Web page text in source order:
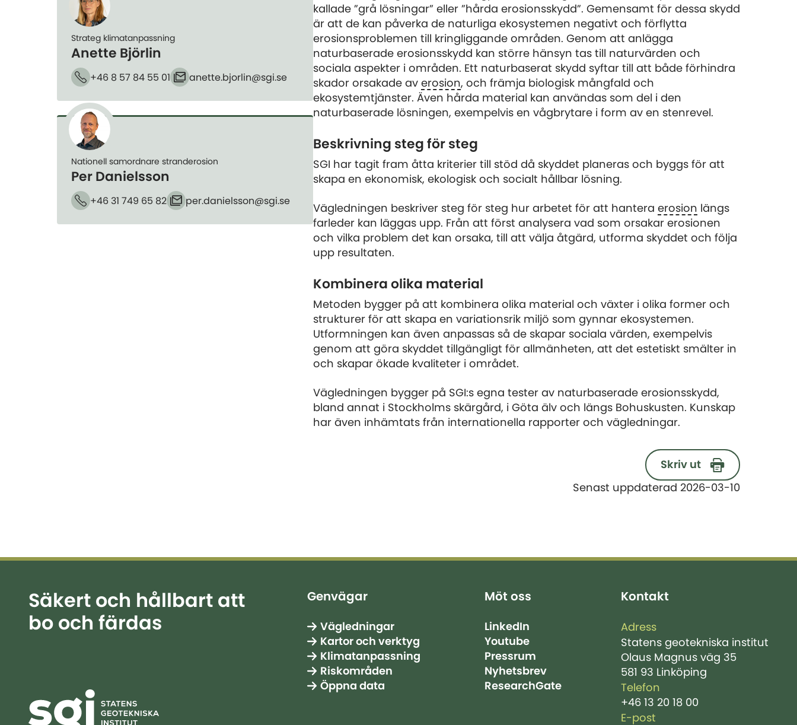
Strateg klimatanpassning
Anette Björlin
Telefon
+46 8 57 84 55 01
E-post
anette.bjorlin​@sgi.se
Nationell samordnare stranderosion
Per Danielsson
Telefon
+46 31 749 65 82
E-post
per.danielsson​@sgi.se
kallade ”grå lösningar” eller ”hårda erosionsskydd”. Gemensamt för dessa skydd
är att de kan påverka de naturliga ekosystemen negativt och förflytta
erosionsproblemen till kringliggande områden. Genom att anlägga
naturbaserade erosionsskydd kan större hänsyn tas till naturvärden och
sociala aspekter i områden. Ett naturbaserat skydd syftar till att både förhindra
skador orsakade av erosion, och främja biologisk mångfald och
ekosystemtjänster. Även hårda material kan användas som del i den
naturbaserade lösningen, exempelvis en vågbrytare i form av en stenrevel.
Beskrivning steg för steg
SGI har tagit fram åtta kriterier till stöd då skyddet planeras och byggs för att
skapa en ekonomisk, ekologisk och socialt hållbar lösning.
Vägledningen beskriver steg för steg hur arbetet för att hantera erosion längs
farleder kan läggas upp. Från att först analysera vad som orsakar erosionen
och vilka problem det kan orsaka, till att välja åtgärd, utforma skyddet och följa
upp resultaten.
Kombinera olika material
Metoden bygger på att kombinera olika material och växter i olika former och
strukturer för att skapa en variationsrik miljö som gynnar ekosystemen.
Utformningen kan även anpassas så de skapar sociala värden, exempelvis
genom att göra skyddet tillgängligt för allmänheten, att det estetiskt smälter in
och skapar ökade kvaliteter i området.
Vägledningen bygger på SGI:s egna tester av naturbaserade erosionsskydd,
bland annat i Stockholms skärgård, i Göta älv och längs Bohuskusten. Kunskap
har även inhämtats från internationella rapporter och vägledningar.
Skriv ut
Senast uppdaterad 2026-03-10
Säkert och hållbart att
bo och färdas
Genvägar
Vägledningar
Kartor och verktyg
Klimatanpassning
Riskområden
Öppna data
Möt oss
LinkedIn
Youtube
Pressrum
Nyhetsbrev
ResearchGate
Kontakt
Adress
Statens geotekniska institut
Olaus Magnus väg 35
581 93 Linköping
Telefon
+46 13 20 18 00
E-post